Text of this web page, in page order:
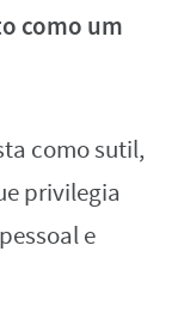
como um
como sutil,
privilegia
e